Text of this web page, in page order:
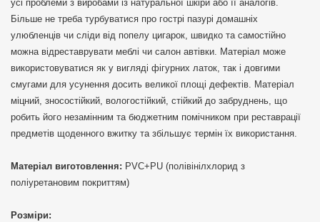
усі проблеми з виробами із натуральної шкіри або її аналогів.
Більше не треба турбуватися про гострі пазурі домашніх
улюбленців чи сліди від попелу цигарок, швидко та самостійно
можна відреставрувати меблі чи салон автівки. Матеріал може
використовуватися як у вигляді фігурних латок, так і довгими
смугами для усунення досить великої площі дефектів. Матеріал
міцний, зносостійкий, вологостійкий, стійкий до забруднень, що
робить його незамінним та бюджетним помічником при реставрації
предметів щоденного вжитку та збільшує термін їх використання.
Матеріал виготовлення: PVC+PU (полівінілхлорид з
поліуретановим покриттям)
Розміри: